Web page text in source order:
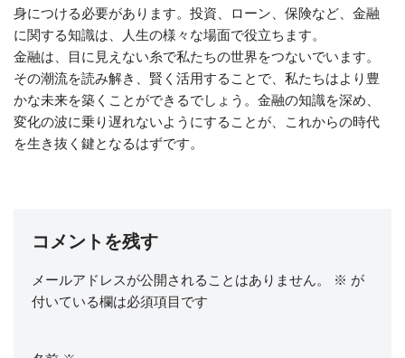
身につける必要があります。投資、ローン、保険など、金融
に関する知識は、人生の様々な場面で役立ちます。
金融は、目に見えない糸で私たちの世界をつないでいます。
その潮流を読み解き、賢く活用することで、私たちはより豊
かな未来を築くことができるでしょう。金融の知識を深め、
変化の波に乗り遅れないようにすることが、これからの時代
を生き抜く鍵となるはずです。
コメントを残す
メールアドレスが公開されることはありません。 ※ が
付いている欄は必須項目です